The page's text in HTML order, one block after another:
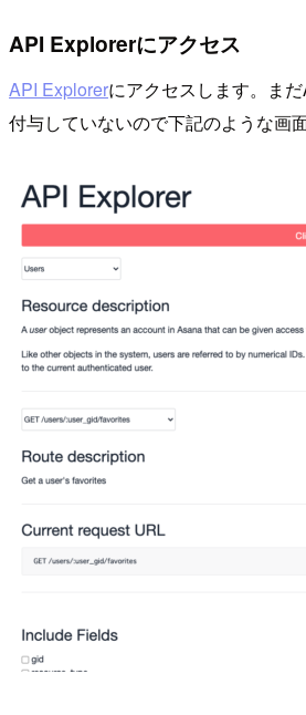
API Explorerにアクセス
API Explorerにアクセスします。ま
付与していないので下記のような画